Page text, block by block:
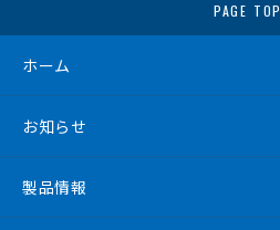
PAGE TOP
ホーム
お知らせ
製品情報